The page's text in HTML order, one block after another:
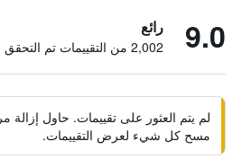
9.0 رائع
2,002 من التقييمات تم التحقق منها
لم يتم العثور على تقييمات. حاول إزالة
مسح كل شيء لعرض التقييمات.